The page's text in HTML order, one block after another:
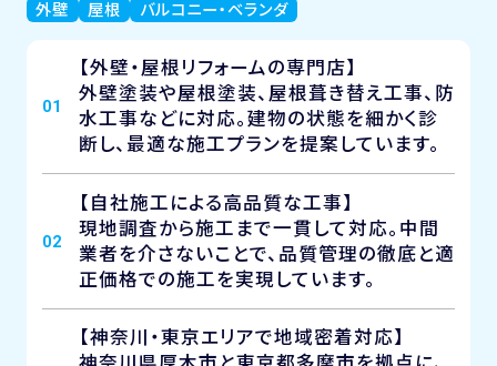
外壁
屋根 バルコニー・ベランダ
01
【外壁・屋根リフォームの専門店】
外壁塗装や屋根塗装、屋根葺き替え工事、防
水工事などに対応。建物の状態を細かく診
断し、最適な施工プランを提案しています。
02
【自社施工による高品質な工事】
現地調査から施工まで一貫して対応。中間
業者を介さないことで、品質管理の徹底と適
正価格での施工を実現しています。
【神奈川・東京エリアで地域密着対応】